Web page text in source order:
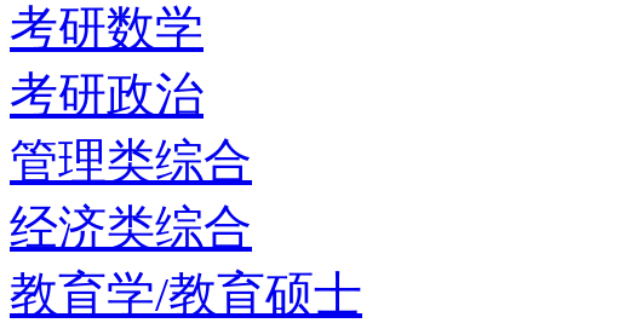
考研数学
考研政治
管理类综合
经济类综合
教育学/教育硕士